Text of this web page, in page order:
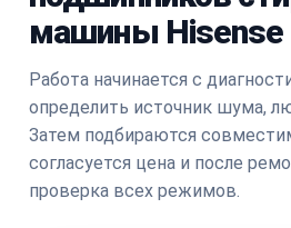
машины Hisense
Работа начинается с
определить источник шума,
Затем подбираются
согласуется цена и после
проверка всех режимов.